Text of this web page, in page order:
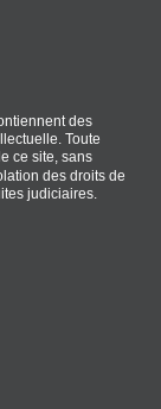
des
Toute
ce site, sans
des droits de
judiciaires.